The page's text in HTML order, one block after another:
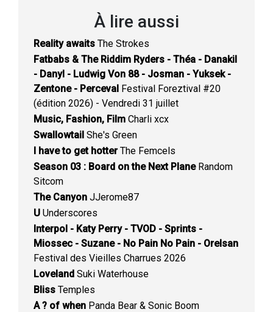
À lire aussi
Reality awaits The Strokes
Fatbabs & The Riddim Ryders - Théa - Danakil
- Danyl - Ludwig Von 88 - Josman - Yuksek -
Zentone - Perceval Festival Foreztival #20
(édition 2026) - Vendredi 31 juillet
Music, Fashion, Film Charli xcx
Swallowtail She's Green
I have to get hotterThe Femcels
Season 03 : Board on the Next PlaneRandom
Sitcom
The Canyon JJerome87
U Underscores
Interpol - Katy Perry - TVOD - Sprints -
Miossec - Suzane - No Pain No Pain - Orelsan
Festival des Vieilles Charrues 2026
Loveland Suki Waterhouse
Bliss Temples
A ? of when Panda Bear & Sonic Boom